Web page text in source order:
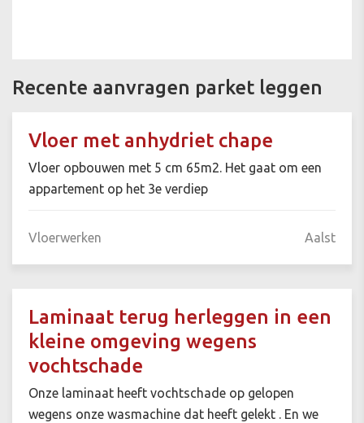
Recente aanvragen parket leggen
Vloer met anhydriet chape
Vloer opbouwen met 5 cm 65m2. Het gaat om een
appartement op het 3e verdiep
Vloerwerken Aalst
Laminaat terug herleggen in een
kleine omgeving wegens
vochtschade
Onze laminaat heeft vochtschade op gelopen
wegens onze wasmachine dat heeft gelekt . En we